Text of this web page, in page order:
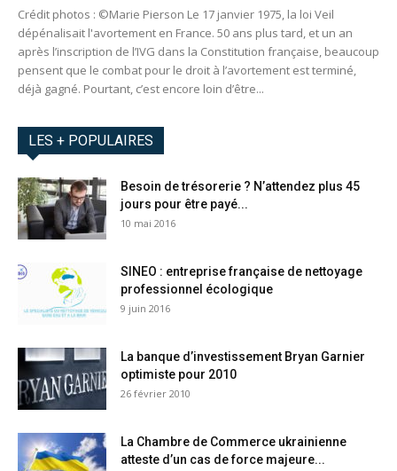
Crédit photos : ©Marie Pierson Le 17 janvier 1975, la loi Veil
dépénalisait l'avortement en France. 50 ans plus tard, et un an
après l’inscription de l’IVG dans la Constitution française, beaucoup
pensent que le combat pour le droit à l’avortement est terminé,
déjà gagné. Pourtant, c’est encore loin d’être...
LES + POPULAIRES
Besoin de trésorerie ? N’attendez plus 45
jours pour être payé...
10 mai 2016
SINEO : entreprise française de nettoyage
professionnel écologique
9 juin 2016
La banque d’investissement Bryan Garnier
optimiste pour 2010
26 février 2010
La Chambre de Commerce ukrainienne
atteste d’un cas de force majeure...